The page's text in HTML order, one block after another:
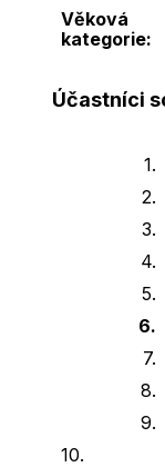
Věková
kategorie:
Účastníci
1.
2.
3.
4.
5.
6.
7.
8.
9.
10.